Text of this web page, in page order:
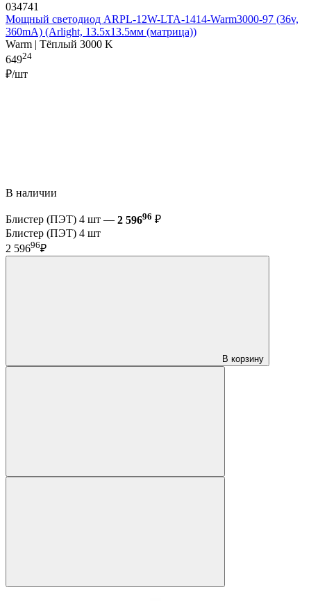
034741
Мощный светодиод ARPL-12W-LTA-1414-Warm3000-97 (36v,
360mA) (Arlight, 13.5х13.5мм (матрица))
Warm | Тёплый 3000 K
64924
₽/шт
В наличии
Блистер (ПЭТ) 4 шт — 2 59696 ₽
Блистер (ПЭТ) 4 шт
2 59696₽
В корзину